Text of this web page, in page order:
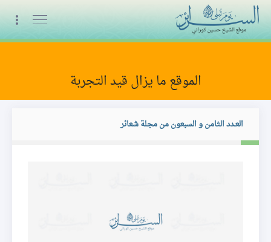
البث المباشر
الموقع ما يزال قيد التجربة
العـدد الثامن و السبعون من مجلة شعائر